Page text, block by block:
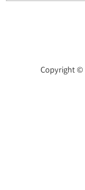
Copyright ©